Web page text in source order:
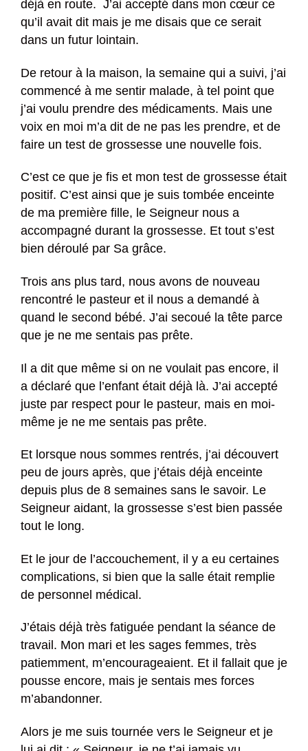
déjà en route. J’ai accepté dans mon cœur ce
qu’il avait dit mais je me disais que ce serait
dans un futur lointain.
De retour à la maison, la semaine qui a suivi, j’ai
commencé à me sentir malade, à tel point que
j’ai voulu prendre des médicaments. Mais une
voix en moi m’a dit de ne pas les prendre, et de
faire un test de grossesse une nouvelle fois.
C’est ce que je fis et mon test de grossesse était
positif. C’est ainsi que je suis tombée enceinte
de ma première fille, le Seigneur nous a
accompagné durant la grossesse. Et tout s’est
bien déroulé par Sa grâce.
Trois ans plus tard, nous avons de nouveau
rencontré le pasteur et il nous a demandé à
quand le second bébé. J’ai secoué la tête parce
que je ne me sentais pas prête.
Il a dit que même si on ne voulait pas encore, il
a déclaré que l’enfant était déjà là. J’ai accepté
juste par respect pour le pasteur, mais en moi-
même je ne me sentais pas prête.
Et lorsque nous sommes rentrés, j’ai découvert
peu de jours après, que j’étais déjà enceinte
depuis plus de 8 semaines sans le savoir. Le
Seigneur aidant, la grossesse s’est bien passée
tout le long.
Et le jour de l’accouchement, il y a eu certaines
complications, si bien que la salle était remplie
de personnel médical.
J’étais déjà très fatiguée pendant la séance de
travail. Mon mari et les sages femmes, très
patiemment, m’encourageaient. Et il fallait que je
pousse encore, mais je sentais mes forces
m’abandonner.
Alors je me suis tournée vers le Seigneur et je